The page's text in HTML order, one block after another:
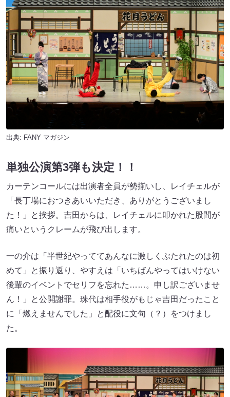
出典: FANY マガジン
単独公演第3弾も決定！！
カーテンコールには出演者全員が勢揃いし、レイチェルが
「長丁場におつきあいいただき、ありがとうございまし
た！」と挨拶。吉田からは、レイチェルに叩かれた股間が
痛いというクレームが飛び出します。
一の介は「半世紀やっててあんなに激しくぶたれたのは初
めて」と振り返り、やすえは「いちばんやってはいけない
後輩のイベントでセリフを忘れた……。申し訳ございませ
ん！」と公開謝罪。珠代は相手役がもじゃ吉田だったこと
に「燃えませんでした」と配役に文句（？）をつけまし
た。